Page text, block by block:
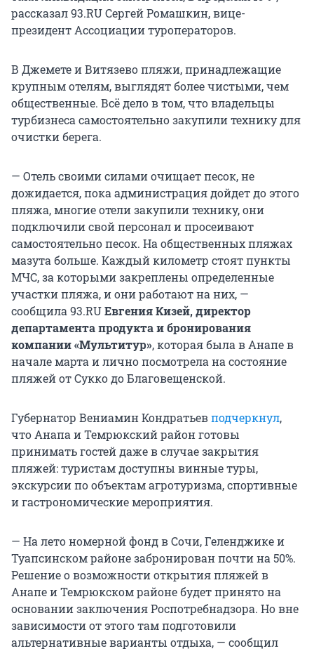
рассказал 93.RU Сергей Ромашкин, вице-
президент Ассоциации туроператоров.
В Джемете и Витязево пляжи, принадлежащие
крупным отелям, выглядят более чистыми, чем
общественные. Всё дело в том, что владельцы
турбизнеса самостоятельно закупили технику для
очистки берега.
— Отель своими силами очищает песок, не
дожидается, пока администрация дойдет до этого
пляжа, многие отели закупили технику, они
подключили свой персонал и просеивают
самостоятельно песок. На общественных пляжах
мазута больше. Каждый километр стоят пункты
МЧС, за которыми закреплены определенные
участки пляжа, и они работают на них, —
сообщила 93.RUЕвгения Кизей, директор
департамента продукта и бронирования
компании «Мультитур», которая была в Анапе в
начале марта и лично посмотрела на состояние
пляжей от Сукко до Благовещенской.
Губернатор Вениамин Кондратьевподчеркнул,
что Анапа и Темрюкский район готовы
принимать гостей даже в случае закрытия
пляжей: туристам доступны винные туры,
экскурсии по объектам агротуризма, спортивные
и гастрономические мероприятия.
— На лето номерной фонд в Сочи, Геленджике и
Туапсинском районе забронирован почти на 50%.
Решение о возможности открытия пляжей в
Анапе и Темрюкском районе будет принято на
основании заключения Роспотребнадзора. Но вне
зависимости от этого там подготовили
альтернативные варианты отдыха, — сообщил